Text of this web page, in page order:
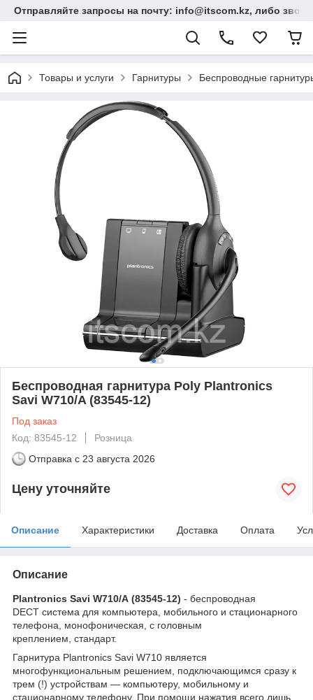
Отправляйте запросы на почту: info@itscom.kz, либо
Товары и услуги Гарнитуры Беспроводные
Беспроводная гарнитура Poly Plantronics
Savi W710/A (83545-12)
Под заказ
Код: 83545-12
Розница
Отправка с 23 августа 2026
Цену уточняйте
Описание Характеристики Доставка Оплата
Описание
Plantronics Savi W710/А (83545-12) - беспроводная
DECT система для компьютера, мобильного и стационарного
телефона, монофоническая, с головным
креплением, стандарт.
Гарнитура Plantronics Savi W710 является
многофункциональным решением, подключающимся сразу к
трем (!) устройствам — компьютеру, мобильному и
стационарному телефону. При помощи нажатия всего лишь